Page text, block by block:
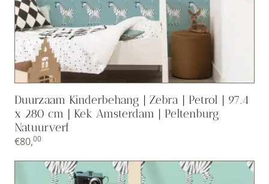
Duurzaam Kinderbehang | Zebra | Petrol | 97.4
x 280 cm | Kek Amsterdam | Peltenburg
Natuurverf
€80,00